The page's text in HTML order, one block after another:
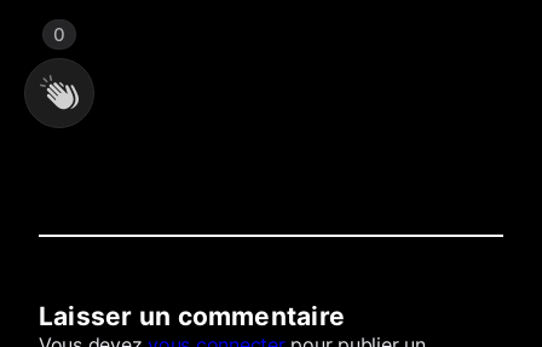
0
Commentaires
Laisser un commentaire